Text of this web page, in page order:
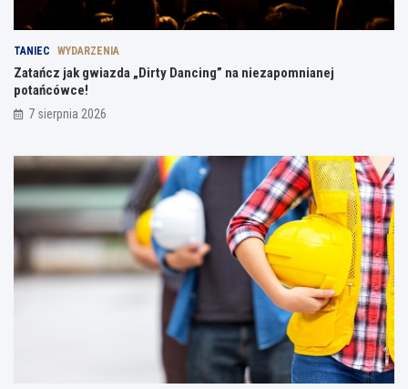
TANIEC WYDARZENIA
Zatańcz jak gwiazda „Dirty Dancing” na niezapomnianej
potańcówce!
7 sierpnia 2026